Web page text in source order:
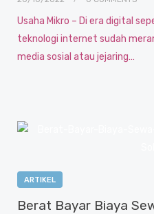
Usaha Mikro – Di era digital
teknologi internet sudah
media sosial atau jejaring…
ARTIKEL
Berat Bayar Biaya